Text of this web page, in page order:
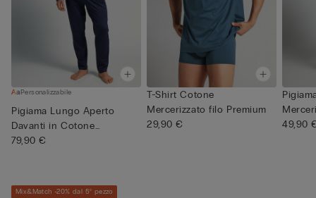
Personalizzabile
Pigiama Lungo Aperto
Davanti in Cotone
Mercerizzat...
79,90 €
T-Shirt Cotone
Mercerizzato filo Premium
29,90 €
49,90
Mix&Match -20% dal 5° pezzo